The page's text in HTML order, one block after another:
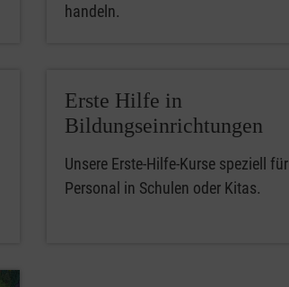
handeln.
Erste Hilfe in
Bildungseinrichtungen
Unsere Erste-Hilfe-Kurse speziell für
Personal in Schulen oder Kitas.